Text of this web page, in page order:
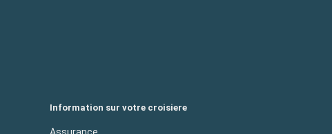
Information sur votre croisiere